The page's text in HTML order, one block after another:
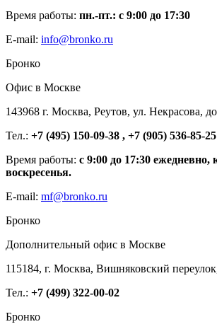
Время работы: пн.-пт.: с 9:00 до 17:30
E-mail: info@bronko.ru
Бронко
Офис в Москве
143968 г. Москва, Реутов, ул. Некрасова,
Тел.: +7 (495) 150-09-38 , +7 (905) 536-85-25
Время работы: с 9:00 до 17:30 ежедневно,
воскресенья.
E-mail: mf@bronko.ru
Бронко
Дополнительный офис в Москве
115184, г. Москва, Вишняковский
Тел.: +7 (499) 322-00-02
Бронко